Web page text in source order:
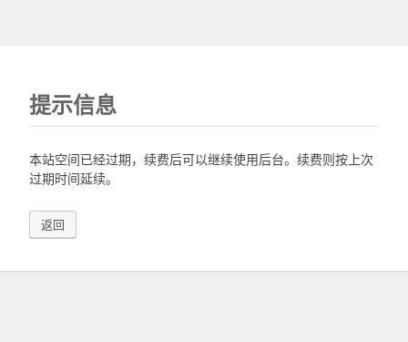
提示信息
本站空间已经过期，续费后可以继续使用后台。续费则按上次
过期时间延续。
返回